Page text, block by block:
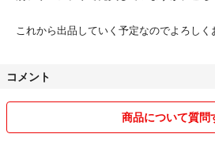
これから出品していく予定なのでよろし
コメント
商品について質問